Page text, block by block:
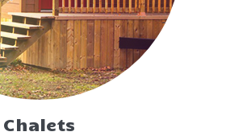
Chalets